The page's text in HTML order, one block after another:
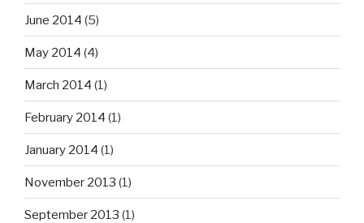
June 2014 (5)
May 2014 (4)
March 2014 (1)
February 2014 (1)
January 2014 (1)
November 2013 (1)
September 2013 (1)